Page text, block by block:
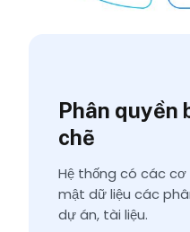
Phân quyền
chẽ
Hệ thống có các
mật dữ liệu các
dự án, tài liệu.